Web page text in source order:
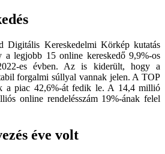
Digitális Kereskedelmi Körkép kutatás
a legjobb 15 online kereskedő 9,9%-os
es évben. Az is kiderült, hogy a
forgalmi súllyal vannak jelen. A TOP
a piac 42,6%-át fedik le. A 14,4 millió
online rendelésszám 19%-ának felel
éve volt